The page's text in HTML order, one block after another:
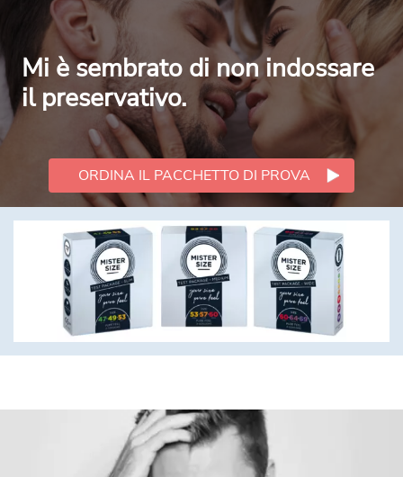
Mi è sembrato di non indossare
il preservativo.
ORDINA IL PACCHETTO DI PROVA